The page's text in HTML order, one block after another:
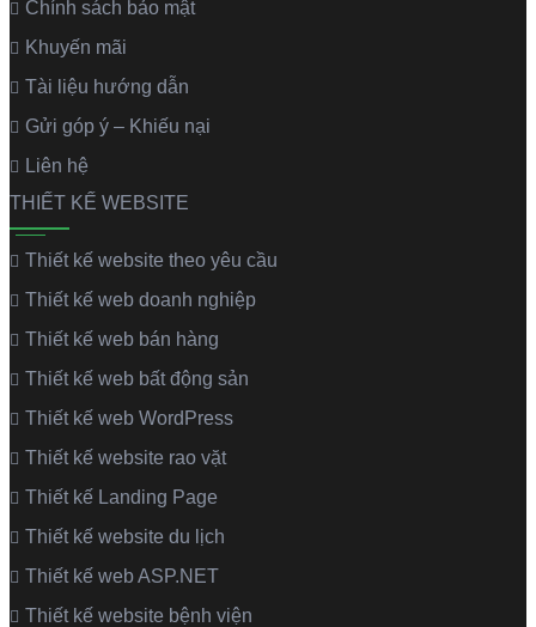
Chính sách bảo mật
Khuyến mãi
Tài liệu hướng dẫn
Gửi góp ý – Khiếu nại
Liên hệ
THIẾT KẾ WEBSITE
Thiết kế website theo yêu cầu
Thiết kế web doanh nghiệp
Thiết kế web bán hàng
Thiết kế web bất động sản
Thiết kế web WordPress
Thiết kế website rao vặt
Thiết kế Landing Page
Thiết kế website du lịch
Thiết kế web ASP.NET
Thiết kế website bệnh viện